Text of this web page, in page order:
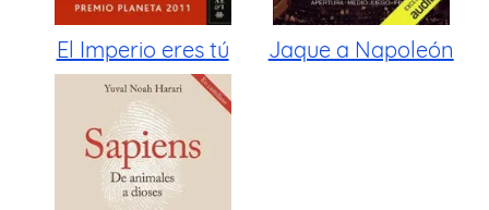
El Imperio eres tú Jaque a Napoleón